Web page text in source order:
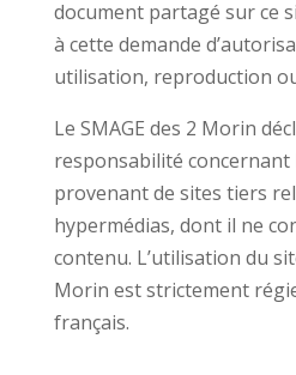
document partagé sur ce
à cette demande
utilisation, reproduction
Le SMAGE des 2 Morin
responsabilité concernant
provenant de sites tiers
hypermédias, dont il ne
contenu. L’utilisation du
Morin est strictement
français.